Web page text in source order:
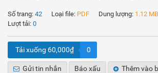
Số trang: 42 Loại file: PDF Dung lượng: 1.12 MB
Lượt tải: 0
Tải xuống 60,000₫ 0
Gửi tin nhắn Báo xấu Thêm vào